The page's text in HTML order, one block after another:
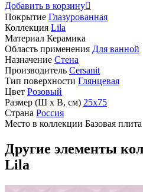
Добавить в корзину
Покрытие Глазурованная
Коллекция Lila
Материал Керамика
Область применения Для ванной
Назначение Стена
Производитель Cersanit
Тип поверхности Глянцевая
Цвет Розовый
Размер (Ш х В, см) 25х75
Страна Россия
Место в коллекции Базовая плита
Другие элементы
Lila